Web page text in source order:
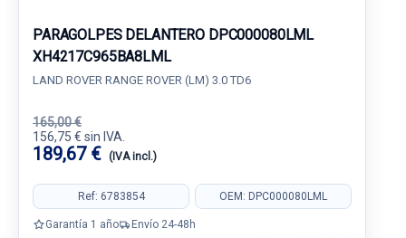
PARAGOLPES DELANTERO DPC000080LML
XH4217C965BA8LML
LAND ROVER RANGE ROVER (LM) 3.0 TD6
165,00 €
156,75 € sin IVA.
189,67 € (IVA incl.)
Ref: 6783854 OEM: DPC000080LML
Garantía 1 año Envío 24-48h